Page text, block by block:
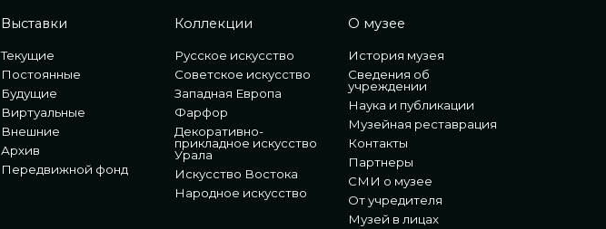
Выставки
Текущие
Постоянные
Будущие
Виртуальные
Внешние
Архив
Передвижной фонд
Коллекции
Русское искусство
Советское искусство
Западная Европа
Фарфор
Декоративно-
прикладное искусство
Урала
Искусство Востока
Народное искусство
О музее
История музея
Сведения об
учреждении
Наука и публикации
Музейная реставрация
Контакты
Партнеры
СМИ о музее
От учредителя
Музей в лицах